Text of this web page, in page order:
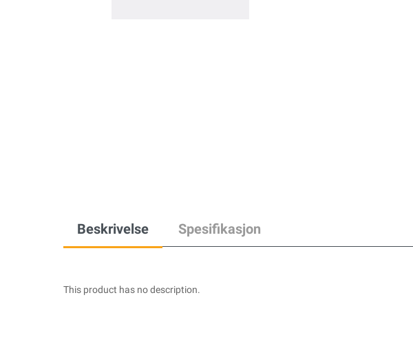
Beskrivelse Spesifikasjon
This product has no description.